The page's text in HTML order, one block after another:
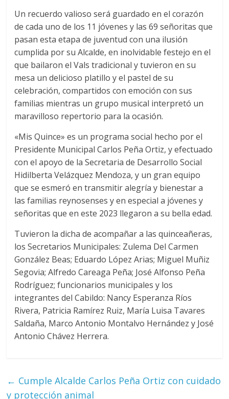
Un recuerdo valioso será guardado en el corazón
de cada uno de los 11 jóvenes y las 69 señoritas que
pasan esta etapa de juventud con una ilusión
cumplida por su Alcalde, en inolvidable festejo en el
que bailaron el Vals tradicional y tuvieron en su
mesa un delicioso platillo y el pastel de su
celebración, compartidos con emoción con sus
familias mientras un grupo musical interpretó un
maravilloso repertorio para la ocasión.
«Mis Quince» es un programa social hecho por el
Presidente Municipal Carlos Peña Ortiz, y efectuado
con el apoyo de la Secretaria de Desarrollo Social
Hidilberta Velázquez Mendoza, y un gran equipo
que se esmeró en transmitir alegría y bienestar a
las familias reynosenses y en especial a jóvenes y
señoritas que en este 2023 llegaron a su bella edad.
Tuvieron la dicha de acompañar a las quinceañeras,
los Secretarios Municipales: Zulema Del Carmen
González Beas; Eduardo López Arias; Miguel Muñiz
Segovia; Alfredo Careaga Peña; José Alfonso Peña
Rodríguez; funcionarios municipales y los
integrantes del Cabildo: Nancy Esperanza Ríos
Rivera, Patricia Ramírez Ruiz, María Luisa Tavares
Saldaña, Marco Antonio Montalvo Hernández y José
Antonio Chávez Herrera.
← Cumple Alcalde Carlos Peña Ortiz con cuidado
y protección animal